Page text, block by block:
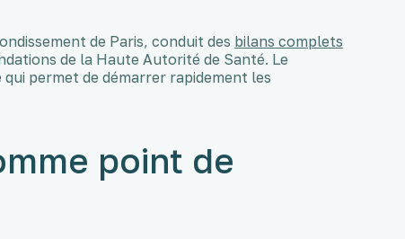
de Paris, conduit des bilans complets
de la Haute Autorité de Santé. Le
permet de démarrer rapidement les
point de